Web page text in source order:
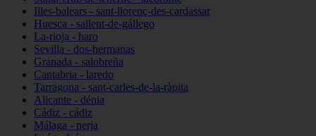
Illes-balears - sant-llorenç-des-cardassar
Huesca - sallent-de-gállego
La-rioja - haro
Sevilla - dos-hermanas
Granada - salobreña
Cantabria - laredo
Tarragona - sant-carles-de-la-ràpita
Alicante - dénia
Cádiz - cádiz
Málaga - nerja